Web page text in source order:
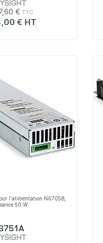
€
€
l'alimentation N6705B,
50 W